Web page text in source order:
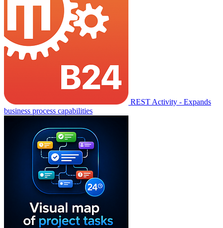
REST Activity - Expands
business process capabilities